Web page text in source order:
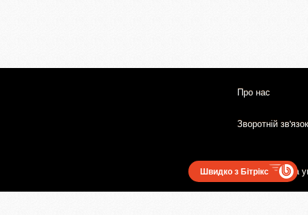
Про нас
Зворотній зв'язок
Користувацька
Швидко з Бітрікс